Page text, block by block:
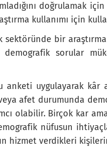
doğrulamak
kullanımı için
sektöründe bir
sorular
anketi uygulayarak kâr
afet durumunda
olabilir. Birçok kar
nüfusun
hizmet verdikleri